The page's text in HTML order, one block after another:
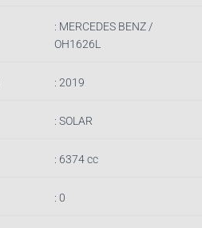
: MERCEDES BENZ /
OH1626L
: 2019
: SOLAR
: 6374 cc
: 0